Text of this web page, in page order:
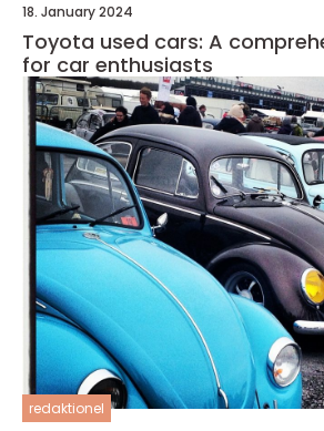
18. January 2024
Toyota used cars: A
for car enthusiasts
redaktionel